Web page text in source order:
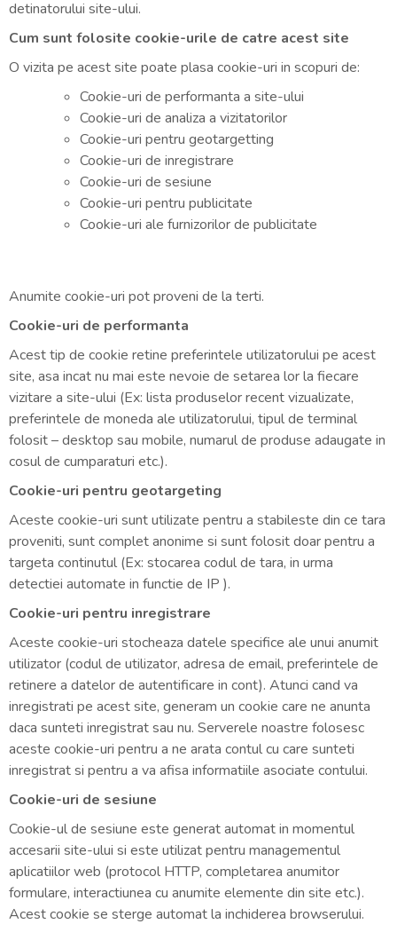
detinatorului site-ului.
Cum sunt folosite cookie-urile de catre acest site
O vizita pe acest site poate plasa cookie-uri in scopuri de:
Cookie-uri de performanta a site-ului
Cookie-uri de analiza a vizitatorilor
Cookie-uri pentru geotargetting
Cookie-uri de inregistrare
Cookie-uri de sesiune
Cookie-uri pentru publicitate
Cookie-uri ale furnizorilor de publicitate
Anumite cookie-uri pot proveni de la terti.
Cookie-uri de performanta
Acest tip de cookie retine preferintele utilizatorului pe acest
site, asa incat nu mai este nevoie de setarea lor la fiecare
vizitare a site-ului (Ex: lista produselor recent vizualizate,
preferintele de moneda ale utilizatorului, tipul de terminal
folosit – desktop sau mobile, numarul de produse adaugate in
cosul de cumparaturi etc.).
Cookie-uri pentru geotargeting
Aceste cookie-uri sunt utilizate pentru a stabileste din ce tara
proveniti, sunt complet anonime si sunt folosit doar pentru a
targeta continutul (Ex: stocarea codul de tara, in urma
detectiei automate in functie de IP ).
Cookie-uri pentru inregistrare
Aceste cookie-uri stocheaza datele specifice ale unui anumit
utilizator (codul de utilizator, adresa de email, preferintele de
retinere a datelor de autentificare in cont). Atunci cand va
inregistrati pe acest site, generam un cookie care ne anunta
daca sunteti inregistrat sau nu. Serverele noastre folosesc
aceste cookie-uri pentru a ne arata contul cu care sunteti
inregistrat si pentru a va afisa informatiile asociate contului.
Cookie-uri de sesiune
Cookie-ul de sesiune este generat automat in momentul
accesarii site-ului si este utilizat pentru managementul
aplicatiilor web (protocol HTTP, completarea anumitor
formulare, interactiunea cu anumite elemente din site etc.).
Acest cookie se sterge automat la inchiderea browserului.